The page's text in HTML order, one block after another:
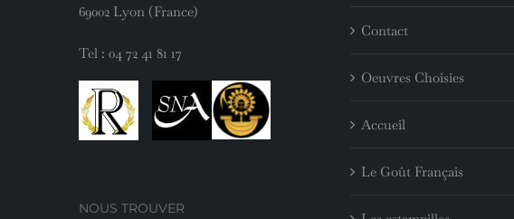
69002 Lyon (France)
Tel : 04 72 41 81 17
NOUS TROUVER
Contact
Oeuvres Choisies
Accueil
Le Goût Français